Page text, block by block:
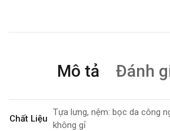
Mô tả Đánh
Chất Liệu
Tựa lưng, nệm: bọc da công
không gỉ